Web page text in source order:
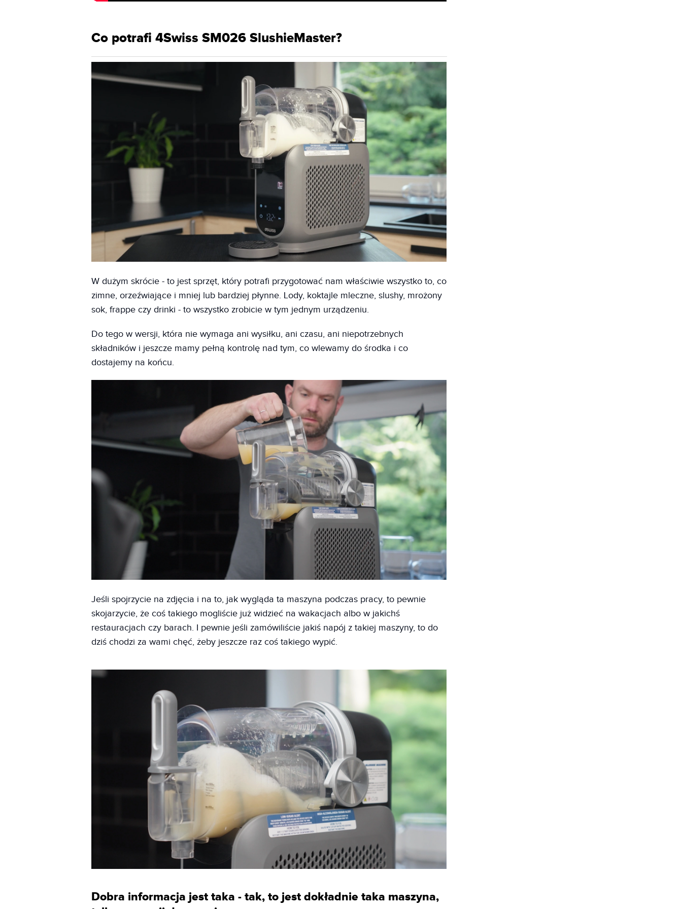
Co potrafi 4Swiss SM026 SlushieMaster?
W dużym skrócie - to jest sprzęt, który potrafi przygotować nam właściwie wszystko to, co
zimne, orzeźwiające i mniej lub bardziej płynne. Lody, koktajle mleczne, slushy, mrożony
sok, frappe czy drinki - to wszystko zrobicie w tym jednym urządzeniu.
Do tego w wersji, która nie wymaga ani wysiłku, ani czasu, ani niepotrzebnych
składników i jeszcze mamy pełną kontrolę nad tym, co wlewamy do środka i co
dostajemy na końcu.
Jeśli spojrzycie na zdjęcia i na to, jak wygląda ta maszyna podczas pracy, to pewnie
skojarzycie, że coś takiego mogliście już widzieć na wakacjach albo w jakichś
restauracjach czy barach. I pewnie jeśli zamówiliście jakiś napój z takiej maszyny, to do
dziś chodzi za wami chęć, żeby jeszcze raz coś takiego wypić.
Dobra informacja jest taka - tak, to jest dokładnie taka maszyna,